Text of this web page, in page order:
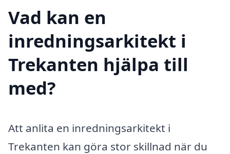
Vad kan en
inredningsarkitekt i
Trekanten hjälpa till
med?
Att anlita en inredningsarkitekt i
Trekanten kan göra stor skillnad när du